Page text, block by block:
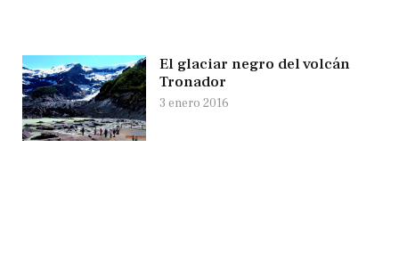
El glaciar negro del volcán
Tronador
3 enero 2016